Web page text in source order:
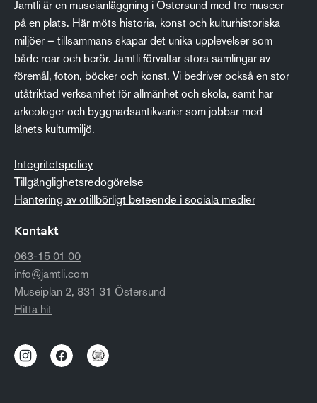
Jamtli är en museianläggning i Östersund med tre museer
på en plats. Här möts historia, konst och kulturhistoriska
miljöer – tillsammans skapar det unika upplevelser som
både roar och berör. Jamtli förvaltar stora samlingar av
föremål, foton, böcker och konst. Vi bedriver också en stor
utåtriktad verksamhet för allmänhet och skola, samt har
arkeologer och byggnadsantikvarier som jobbar med
länets kulturmiljö.
Integritetspolicy
Tillgänglighetsredogörelse
Hantering av otillbörligt beteende i sociala medier
Kontakt
063-15 01 00
info@jamtli.com
Museiplan 2, 831 31 Östersund
Hitta hit